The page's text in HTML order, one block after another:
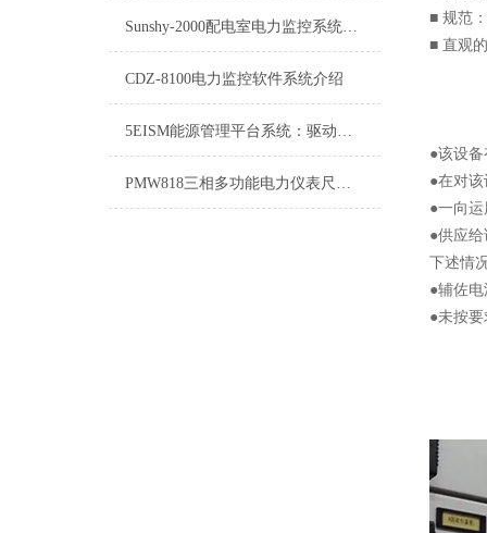
Sunshy-2000配电室电力监控系统：智能化时代的电力管理新选择
CDZ-8100电力监控软件系统介绍
5EISM能源管理平台系统：驱动能源高效管理的核心力量
PMW818三相多功能电力仪表尺寸图例
■ 规范
■ 直观
●该设
●在对
●一向
●供应
下述情
●辅佐
●未按